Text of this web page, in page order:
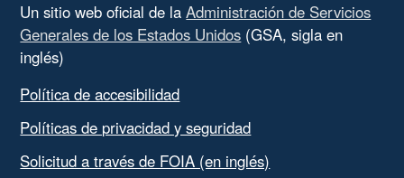
Un sitio web oficial de laAdministración de Servicios
Generales de los Estados Unidos (GSA, sigla en
inglés)
Política de accesibilidad
Políticas de privacidad y seguridad
Solicitud a través de FOIA (en inglés)